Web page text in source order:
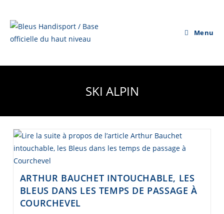
content
Menu
SKI ALPIN
ARTHUR BAUCHET INTOUCHABLE, LES
BLEUS DANS LES TEMPS DE PASSAGE À
COURCHEVEL